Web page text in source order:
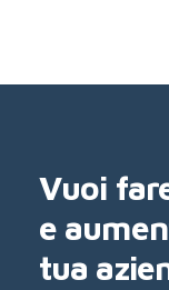
Vuoi
e
tua